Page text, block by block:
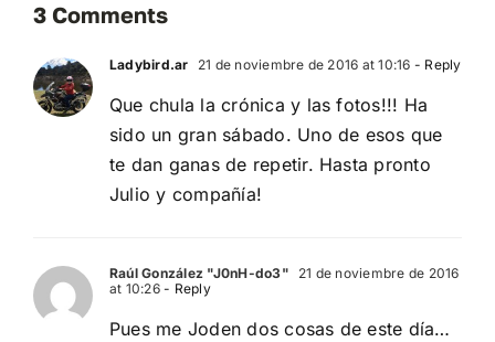
3 Comments
Ladybird.ar 21 de noviembre de 2016 at 10:16 - Reply
Que chula la crónica y las fotos!!! Ha
sido un gran sábado. Uno de esos que
te dan ganas de repetir. Hasta pronto
Julio y compañía!
Raúl González "J0nH-do3"
21 de noviembre de 2016
at 10:26- Reply
Pues me Joden dos cosas de este día…